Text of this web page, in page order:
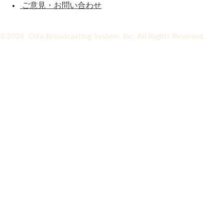
ご意見・お問い合わせ
©2026 Oita Broadcasting System, Inc. All Rights Reserved.